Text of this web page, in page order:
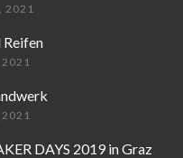
2021
Reifen
DAYS 2019 in Graz